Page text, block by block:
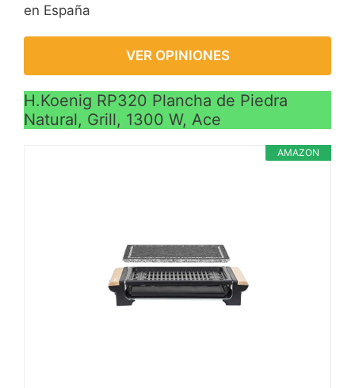
en España
VER OPINIONES
H.Koenig RP320 Plancha de Piedra
Natural, Grill, 1300 W, Ace
AMAZON